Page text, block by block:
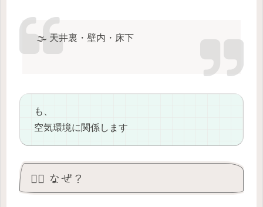
🌫️ 天井裏・壁内・床下
も、
空気環境に関係します
😵‍💫 なぜ？